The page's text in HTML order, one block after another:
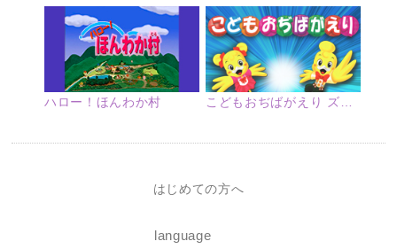
ハロー！ほんわか村
はじめての方へ
language